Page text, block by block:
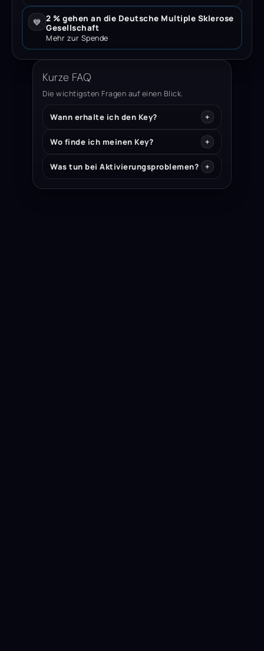
💙 2 % gehen an die Deutsche Multiple Sklerose
Gesellschaft
Mehr zur Spende
Kurze FAQ
Die wichtigsten Fragen auf einen Blick.
Wann erhalte ich den Key?
Wo finde ich meinen Key?
Was tun bei Aktivierungsproblemen?